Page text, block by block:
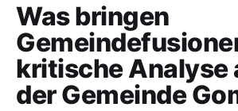
Was bringen
kritische Analyse
der Gemeinde